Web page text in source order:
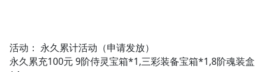
活动： 永久累计活动（申请发放）
永久累充100元 9阶侍灵宝箱*1,三彩装备宝箱*1,8阶魂装盒